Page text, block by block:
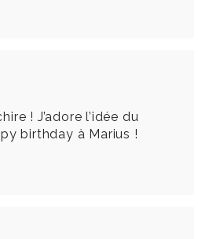
! J’adore l’idée du
birthday à Marius !